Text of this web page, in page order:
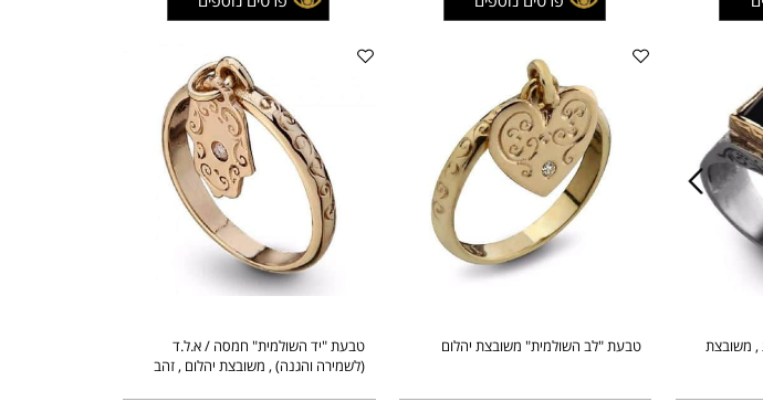
מחיר מבצע: ₪835
פרטים נוספים
מחיר מבצע: ₪894
פרטים נוספים